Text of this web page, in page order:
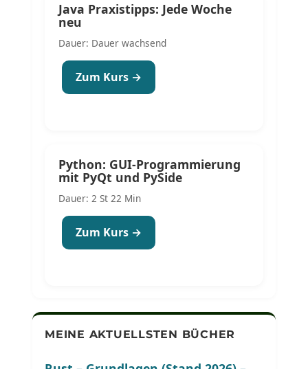
Java Praxistipps: Jede Woche
neu
Dauer: Dauer wachsend
Zum Kurs →
Python: GUI-Programmierung
mit PyQt und PySide
Dauer: 2 St 22 Min
Zum Kurs →
MEINE AKTUELLSTEN BÜCHER